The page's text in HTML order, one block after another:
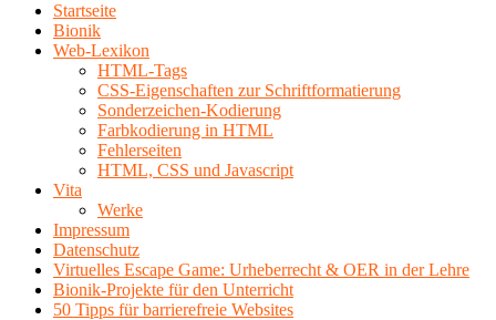
Startseite
Bionik
Web-Lexikon
HTML-Tags
CSS-Eigenschaften zur Schriftformatierung
Sonderzeichen-Kodierung
Farbkodierung in HTML
Fehlerseiten
HTML, CSS und Javascript
Vita
Werke
Impressum
Datenschutz
Virtuelles Escape Game: Urheberrecht & OER in der Lehre
Bionik-Projekte für den Unterricht
50 Tipps für barrierefreie Websites